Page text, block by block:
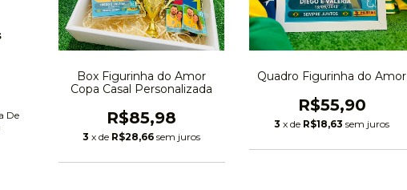
De
Box Figurinha do Amor
Copa Casal Personalizada
R$85,98
3 x de R$28,66 sem juros
Quadro Figurinha do Amor
R$55,90
3 x de R$18,63 sem juros